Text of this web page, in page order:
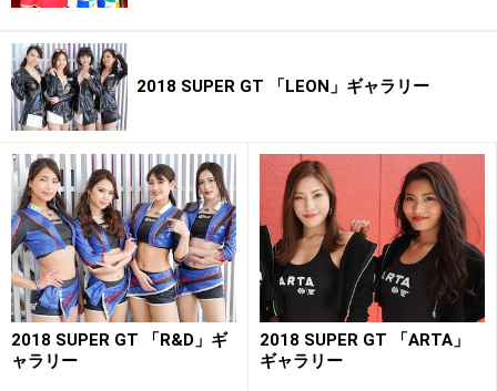
2018 SUPER GT 「LEON」ギャラリー
2018 SUPER GT 「R&D」ギ
ャラリー
2018 SUPER GT 「ARTA」
ギャラリー